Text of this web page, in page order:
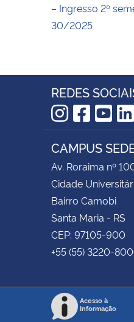
– Ingresso 2º
30/2025
REDES
CAMPUS
Av. Roraima nº
Cidade
Bairro Camobi
Santa Maria - RS
CEP: 97105-900
+55 (55) 3220-
Acesso à
Informação